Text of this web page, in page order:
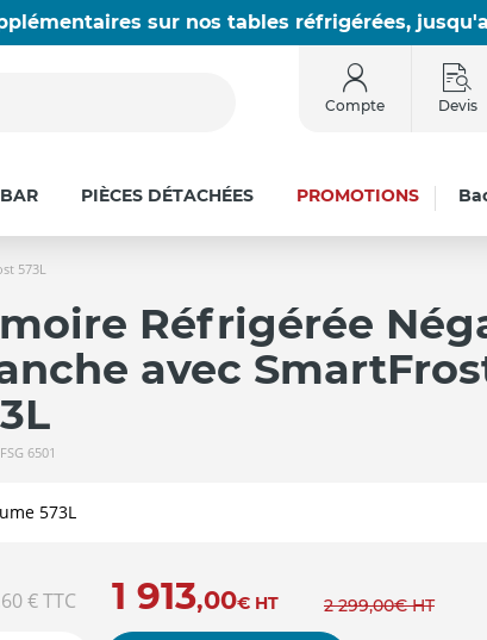
sur nos tables réfrigérées,
Compte Devis
PIÈCES DÉTACHÉES PROMOTIONS
573L
Réfrigérée
avec
6501
€TTC 1 913,00€ HT 2 299,00€ HT